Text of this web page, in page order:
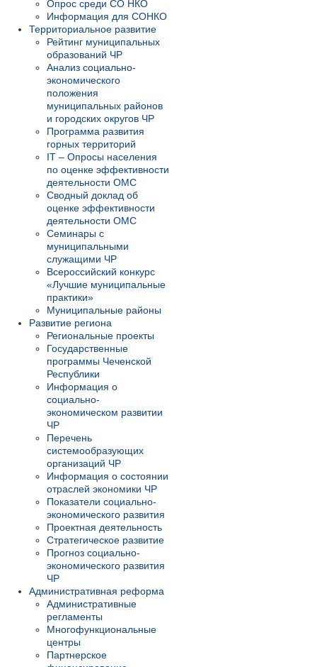
Опрос среди СО НКО
Информация для СОНКО
Территориальное развитие
Рейтинг муниципальных
образований ЧР
Анализ социально-
экономического
положения
муниципальных районов
и городских округов ЧР
Программа развития
горных территорий
IT – Опросы населения
по оценке эффективности
деятельности ОМС
Сводный доклад об
оценке эффективности
деятельности ОМС
Семинары с
муниципальными
служащими ЧР
Всероссийский конкурс
«Лучшие муниципальные
практики»
Муниципальные районы
Развитие региона
Региональные проекты
Государственные
программы Чеченской
Республики
Информация о
социально-
экономическом развитии
ЧР
Перечень
системообразующих
организаций ЧР
Информация о состоянии
отраслей экономики ЧР
Показатели социально-
экономического развития
Проектная деятельность
Стратегическое развитие
Прогноз социально-
экономического развития
ЧР
Административная реформа
Административные
регламенты
Многофункциональные
центры
Партнерское